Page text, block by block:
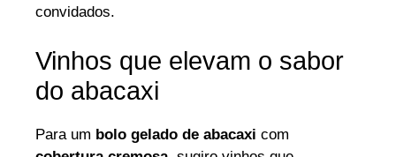
convidados.
Vinhos que elevam o sabor
do abacaxi
Para um bolo gelado de abacaxi com